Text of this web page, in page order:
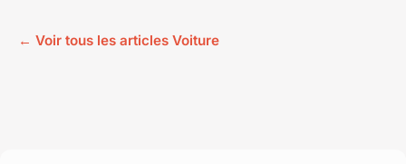
← Voir tous les articles Voiture